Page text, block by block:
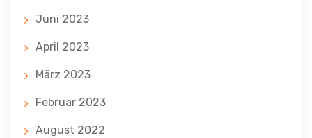
Juni 2023
April 2023
März 2023
Februar 2023
August 2022